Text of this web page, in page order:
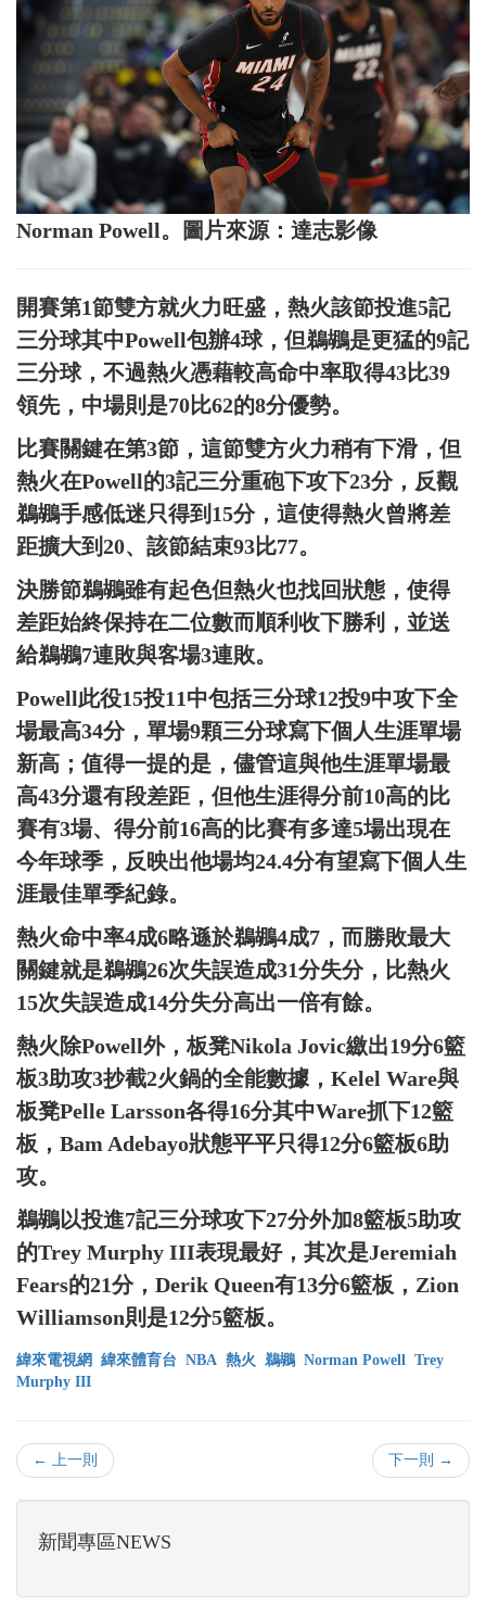
Norman Powell。圖片來源：達志影像
開賽第1節雙方就火力旺盛，熱火該節投進5記
三分球其中Powell包辦4球，但鵜鶘是更猛的9記
三分球，不過熱火憑藉較高命中率取得43比39
領先，中場則是70比62的8分優勢。
比賽關鍵在第3節，這節雙方火力稍有下滑，但
熱火在Powell的3記三分重砲下攻下23分，反觀
鵜鶘手感低迷只得到15分，這使得熱火曾將差
距擴大到20、該節結束93比77。
決勝節鵜鶘雖有起色但熱火也找回狀態，使得
差距始終保持在二位數而順利收下勝利，並送
給鵜鶘7連敗與客場3連敗。
Powell此役15投11中包括三分球12投9中攻下全
場最高34分，單場9顆三分球寫下個人生涯單場
新高；值得一提的是，儘管這與他生涯單場最
高43分還有段差距，但他生涯得分前10高的比
賽有3場、得分前16高的比賽有多達5場出現在
今年球季，反映出他場均24.4分有望寫下個人生
涯最佳單季紀錄。
熱火命中率4成6略遜於鵜鶘4成7，而勝敗最大
關鍵就是鵜鶘26次失誤造成31分失分，比熱火
15次失誤造成14分失分高出一倍有餘。
熱火除Powell外，板凳Nikola Jovic繳出19分6籃
板3助攻3抄截2火鍋的全能數據，Kelel Ware與
板凳Pelle Larsson各得16分其中Ware抓下12籃
板，Bam Adebayo狀態平平只得12分6籃板6助
攻。
鵜鶘以投進7記三分球攻下27分外加8籃板5助攻
的Trey Murphy III表現最好，其次是Jeremiah
Fears的21分，Derik Queen有13分6籃板，Zion
Williamson則是12分5籃板。
緯來電視網 緯來體育台 NBA 熱火 鵜鶘 Norman Powell Trey
Murphy III
← 上一則 下一則 →
新聞專區NEWS